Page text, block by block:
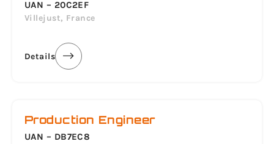
UAN – 20C2EF
Villejust, France
Details
Production Engineer
UAN – DB7EC8